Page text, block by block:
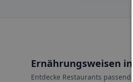
Ernährungsweisen
Entdecke Restaurants